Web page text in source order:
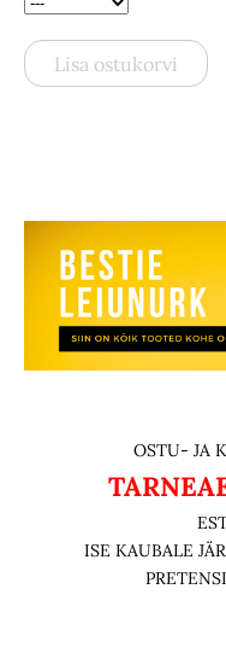
Lisa ostukorvi
OSTU- JA
ISE KAUBALE